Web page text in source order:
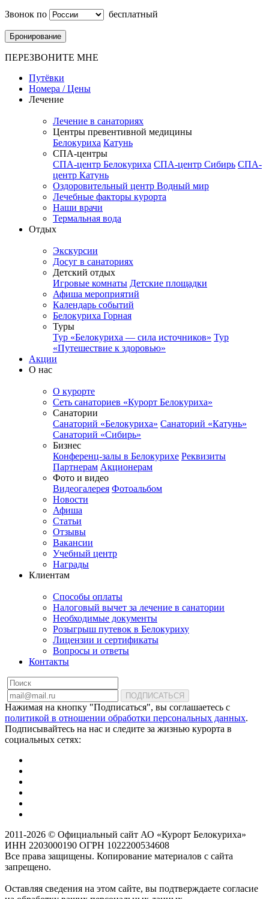
Звонок по
бесплатный
Бронирование
ПЕРЕЗВОНИТЕ МНЕ
Путёвки
Номера / Цены
Лечение
Лечение в санаториях
Центры превентивной медицины
Белокуриха Катунь
СПА-центры
СПА-центр Белокуриха СПА-центр Сибирь СПА-
центр Катунь
Оздоровительный центр Водный мир
Лечебные факторы курорта
Наши врачи
Термальная вода
Отдых
Экскурсии
Досуг в санаториях
Детский отдых
Игровые комнаты Детские площадки
Афиша мероприятий
Календарь событий
Белокуриха Горная
Туры
Тур «Белокуриха — сила источников» Тур
«Путешествие к здоровью»
Акции
О нас
О курорте
Сеть санаториев «Курорт Белокуриха»
Санатории
Санаторий «Белокуриха» Санаторий «Катунь»
Санаторий «Сибирь»
Бизнес
Конференц-залы в Белокурихе Реквизиты
Партнерам Акционерам
Фото и видео
Видеогалерея Фотоальбом
Новости
Афиша
Статьи
Отзывы
Вакансии
Учебный центр
Награды
Клиентам
Способы оплаты
Налоговый вычет за лечение в санатории
Необходимые документы
Розыгрыш путевок в Белокуриху
Лицензии и сертификаты
Вопросы и ответы
Контакты
ПОДПИСАТЬСЯ
Нажимая на кнопку "Подписаться", вы соглашаетесь с
политикой в отношении обработки персональных данных.
Подписывайтесь на нас и следите за жизнью курорта в
социальных сетях:
2011-2026 © Официальный сайт АО «Курорт Белокуриха»
ИНН 2203000190 ОГРН 1022200534608
Все права защищены. Копирование материалов с сайта
запрещено.
Оставляя сведения на этом сайте, вы подтверждаете согласие